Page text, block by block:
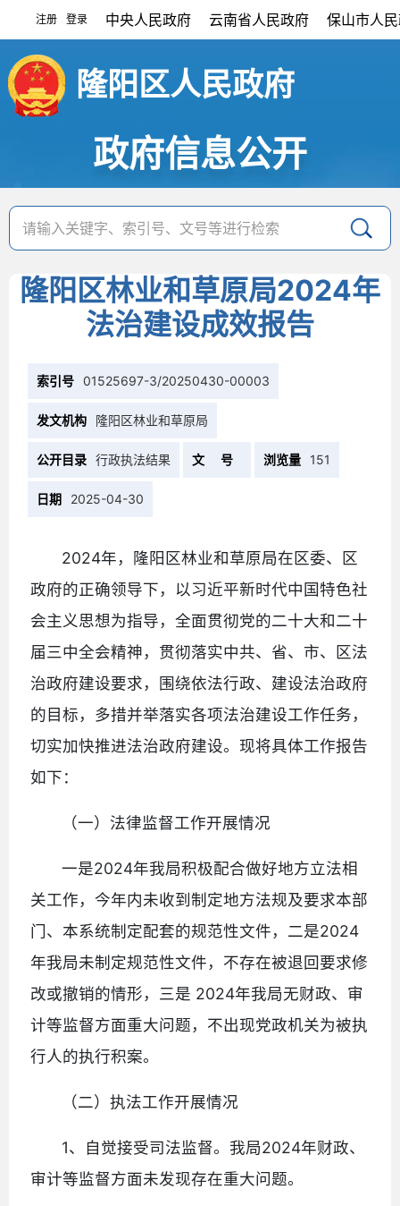
注册 登录 中央人民政府 云南省人民政府 保山市人
隆阳区人民政府
政府信息公开
隆阳区林业和草原局2024年
法治建设成效报告
索引号 01525697-3/20250430-00003
发文机构 隆阳区林业和草原局
公开目录 行政执法结果 文 号 浏览量 151
日期 2025-04-30
2024年，隆阳区林业和草原局在区委、区
政府的正确领导下，以习近平新时代中国特色社
会主义思想为指导，全面贯彻党的二十大和二十
届三中全会精神，贯彻落实中共、省、市、区法
治政府建设要求，围绕依法行政、建设法治政府
的目标，多措并举落实各项法治建设工作任务，
切实加快推进法治政府建设。现将具体工作报告
如下：
（一）法律监督工作开展情况
一是2024年我局积极配合做好地方立法相
关工作，今年内未收到制定地方法规及要求本部
门、本系统制定配套的规范性文件，二是2024
年我局未制定规范性文件，不存在被退回要求修
改或撤销的情形，三是 2024年我局无财政、审
计等监督方面重大问题，不出现党政机关为被执
行人的执行积案。
（二）执法工作开展情况
1、自觉接受司法监督。我局2024年财政、
审计等监督方面未发现存在重大问题。